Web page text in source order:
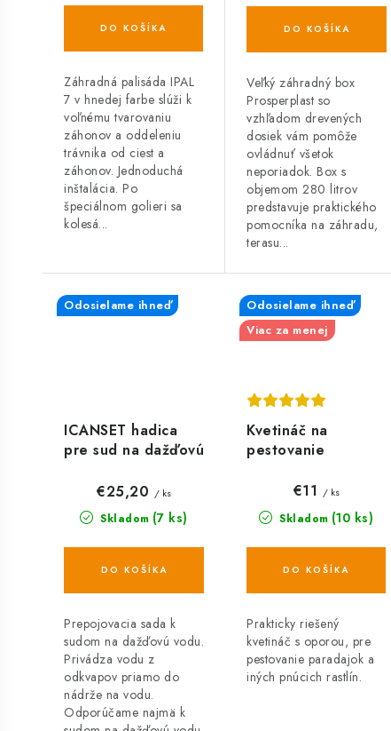
DO KOŠÍKA
Záhradná palisáda IPAL
7 v hnedej farbe slúži k
voľnému tvarovaniu
záhonov a oddeleniu
trávnika od ciest a
záhonov. Jednoduchá
inštalácia. Po
špeciálnom golieri sa
kolesá...
DO KOŠÍKA
Veľký záhradný box
Prosperplast so
vzhľadom drevených
dosiek vám pomôže
ovládnuť všetok
neporiadok. Box s
objemom 280 litrov
predstavuje praktického
pomocníka na záhradu,
terasu...
ICANSET hadica
pre sud na dažďovú
Odosielame ihneď
Skladom (7 ks)
€25,20 / ks
DO KOŠÍKA
Prepojovacia sada k
sudom na dažďovú vodu.
Privádza vodu z
odkvapov priamo do
nádrže na vodu.
Odporúčame najmä k
Kvetináč na
pestovanie
popínavých rastlín,
TOMATO GROWER
29,5 cm
Odosielame ihneď
Viac za menej
Skladom (10 ks)
€11 / ks
DO KOŠÍKA
Prakticky riešený
kvetináč s oporou, pre
pestovanie paradajok a
iných pnúcich rastlín.